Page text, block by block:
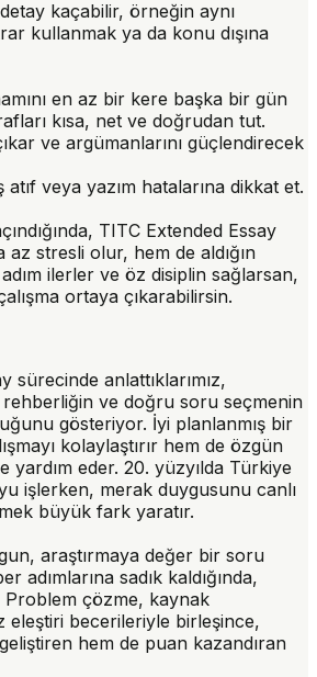
kaçabilir, örneğin aynı
kullanmak ya da konu dışına
en az bir kere başka bir gün
kısa, net ve doğrudan tut.
ve argümanlarını güçlendirecek
veya yazım hatalarına dikkat et.
TITC Extended Essay
az stresli olur, hem de aldığın
ilerler ve öz disiplin sağlarsan,
ortaya çıkarabilirsin.
sürecinde anlattıklarımız,
rehberliğin ve doğru soru seçmenin
gösteriyor. İyi planlanmış bir
kolaylaştırır hem de özgün
yardım eder. 20. yüzyılda Türkiye
işlerken, merak duygusunu canlı
büyük fark yaratır.
araştırmaya değer bir soru
adımlarına sadık kaldığında,
Problem çözme, kaynak
eleştiri becerileriyle birleşince,
hem de puan kazandıran